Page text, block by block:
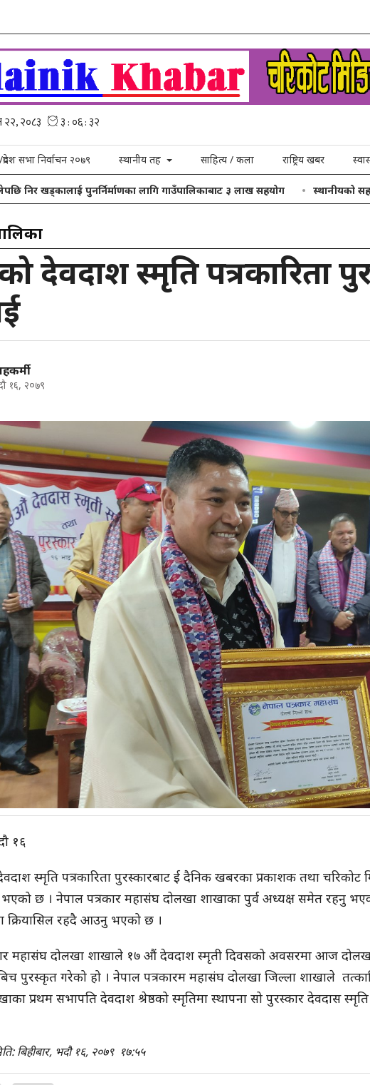
प्रदेश सभा निर्वाचन २०७९ स्थानीय तह साहित्य / कला राष्ट्रिय खबर
निर खड्कालाई पुनर्निर्माणका लागि गाउँपालिकाबाट ३ लाख सहयोग स्थानीयको
देवदाश स्मृति पत्रकारिता
१६, २०७९
१६
स्मृति पत्रकारिता पुरस्कारबाट ई दैनिक खबरका प्रकाशक तथा चरिकोट
छ । नेपाल पत्रकार महासंघ दोलखा शाखाका पुर्व अध्यक्ष समेत रहनु
क्रियासिल रहदै आउनु भएको छ ।
महासंघ दोलखा शाखाले १७ औं देवदाश स्मृती दिवसको अवसरमा आज
पुरस्कृत गरेको हो । नेपाल पत्रकारम महासंघ दोलखा जिल्ला शाखाले
प्रथम सभापति देवदाश श्रेष्ठको स्मृतिमा स्थापना सो पुरस्कार देवदास
बिहीबार, भदौ १६, २०७९ १७:५५